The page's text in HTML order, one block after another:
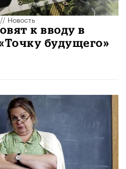
Новость
к вводу в
будущего»